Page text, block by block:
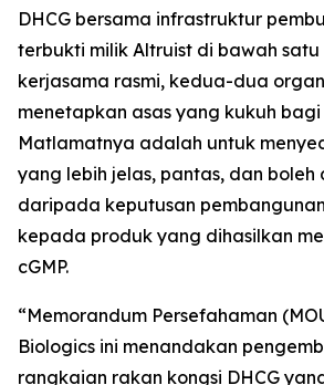
DHCG bersama infrastruktur
terbukti milik Altruist di bawah
kerjasama rasmi, kedua-dua
menetapkan asas yang kukuh
Matlamatnya adalah untuk
yang lebih jelas, pantas, dan
daripada keputusan
kepada produk yang dihasilkan
cGMP.
“Memorandum Persefahaman
Biologics ini menandakan
rangkaian rakan kongsi DHCG